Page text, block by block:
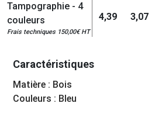
Tampographie - 4
couleurs
Frais techniques 150,00€ HT
4,39 3,07
Caractéristiques
Matière : Bois
Couleurs : Bleu